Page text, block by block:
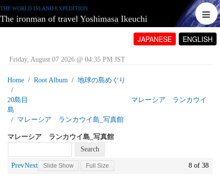
THE WORLD ISLAND EXPEDITION
The ironman of travel Yoshimasa Ikeuchi
JAPANESE ENGLISH
Friday, August 07 2026 @ 04:35 PM JST
Home Root Album 地球の島めぐり
20島目 マレーシア ランカウイ
島
マレーシア ランカウイ島_写真館
マレーシア ランカウイ島_写真館
PrevNext Slide Show Full Size 8 of 38